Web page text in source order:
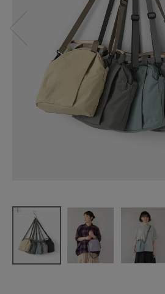
【20%off】E
ARTH MAD
¥ 3,960
(税込)
CATEGORY